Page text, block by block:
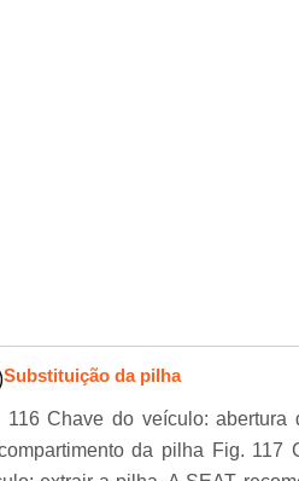
Substituição da pilha
116 Chave do veículo: abertura
da pilha Fig. 117